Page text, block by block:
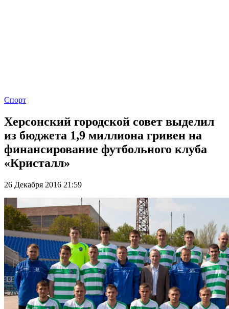
Спорт
Херсонский городской совет выделил
из бюджета 1,9 миллиона гривен на
финансирование футбольного клуба
«Кристалл»
26 Декабря 2016 21:59